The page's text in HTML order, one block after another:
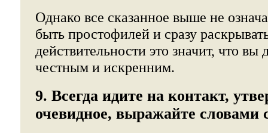
Однако все сказанное выше не
быть простофилей и сразу
действительности это значит, что
честным и искренним.
9. Всегда идите на контакт,
очевидное, выражайте словами